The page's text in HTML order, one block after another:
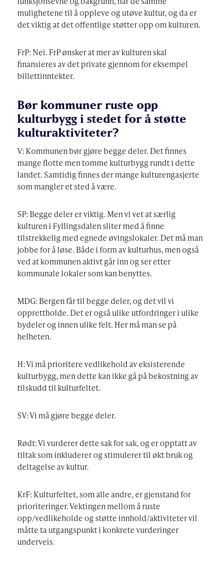
mulighetene til å oppleve og utøve kultur, og da er
det viktig at det offentlige støtter opp om kulturen.
FrP: Nei. FrP ønsker at mer av kulturen skal
finansieres av det private gjennom for eksempel
billettinntekter.
Bør kommuner ruste opp
kulturbygg i stedet for å støtte
kulturaktiviteter?
V: Kommunen bør gjøre begge deler. Det finnes
mange flotte men tomme kulturbygg rundt i dette
landet. Samtidig finnes der mange kulturengasjerte
som mangler et sted å være.
SP: Begge deler er viktig. Men vi vet at særlig
kulturen i Fyllingsdalen sliter med å finne
tilstrekkelig med egnede øvingslokaler. Det må man
jobbe for å løse. Både i form av kulturhus, men også
ved at kommunen aktivt går inn og ser etter
kommunale lokaler som kan benyttes.
MDG: Bergen får til begge deler, og det vil vi
opprettholde. Det er også ulike utfordringer i ulike
bydeler og innen ulike felt. Her må man se på
helheten.
H: Vi må prioritere vedlikehold av eksisterende
kulturbygg, men dette kan ikke gå på bekostning av
tilskudd til kulturfeltet.
SV: Vi må gjøre begge deler.
Rødt: Vi vurderer dette sak for sak, og er opptatt av
tiltak som inkluderer og stimulerer til økt bruk og
deltagelse av kultur.
KrF: Kulturfeltet, som alle andre, er gjenstand for
prioriteringer. Vektingen mellom å ruste
opp/vedlikeholde og støtte innhold/aktiviteter vil
måtte ta utgangspunkt i konkrete vurderinger
underveis.